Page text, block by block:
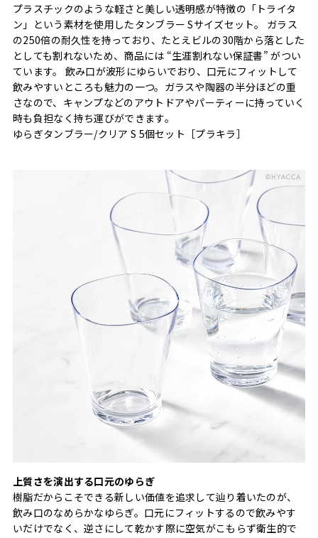
プラスチックのような軽さと美しい透明感が特徴の「トライタ
ン」という素材を使用したタンブラー Sサイズセット。 ガラス
の250倍の耐久性を持っており、たとえビルの30階から落とした
としても割れないため、商品には “生涯割れない保証書” がつい
ています。 飲み口が波形にゆらいでおり、口元にフィットして
飲みやすいところも魅力の一つ。ガラスや陶器の半分ほどの重
さなので、キャンプなどのアウトドアやパーティーに持っていく
時も負担なく持ち運びができます。
ゆらぎタンブラー/クリア S 5個セット［プラキラ］
上質さを演出する口元のゆらぎ
樹脂だからこそできる新しい価値を追求して辿り着いたのが、
飲み口のなめらかなゆらぎ。口元にフィットするので飲みやす
いだけでなく、逆さにして乾かす際に空気がこもらず衛生的で